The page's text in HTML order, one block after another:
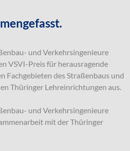
und Verkehrsingenieure
VSVI-Preis für herausragende
Fachgebieten des Straßenbaus und
Thüringer Lehreinrichtungen aus.
und Verkehrsingenieure
mit der Thüringer